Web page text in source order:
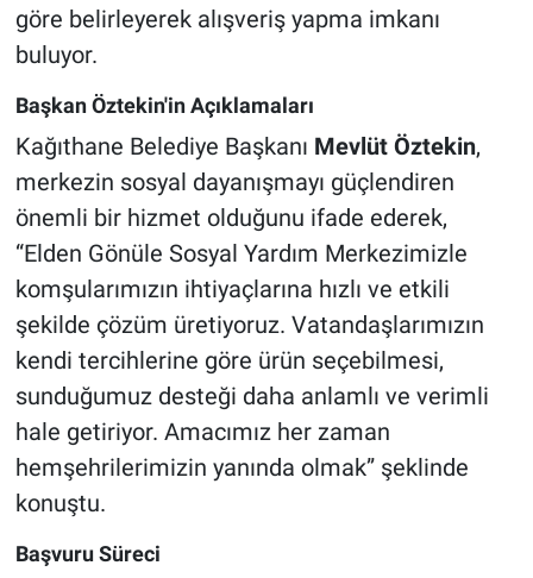
göre belirleyerek alışveriş yapma imkanı
buluyor.
Başkan Öztekin'in Açıklamaları
Kağıthane Belediye Başkanı Mevlüt Öztekin,
merkezin sosyal dayanışmayı güçlendiren
önemli bir hizmet olduğunu ifade ederek,
“Elden Gönüle Sosyal Yardım Merkezimizle
komşularımızın ihtiyaçlarına hızlı ve etkili
şekilde çözüm üretiyoruz. Vatandaşlarımızın
kendi tercihlerine göre ürün seçebilmesi,
sunduğumuz desteği daha anlamlı ve verimli
hale getiriyor. Amacımız her zaman
hemşehrilerimizin yanında olmak” şeklinde
konuştu.
Başvuru Süreci